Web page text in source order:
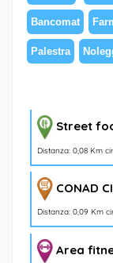
Bancomat
Palestra
Street
Distanza: 0,08 Km
CONAD
Distanza: 0,09 Km
Area